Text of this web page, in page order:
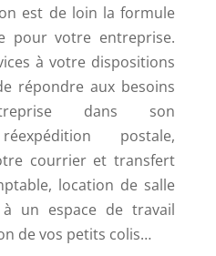
est de loin la formule
pour votre entreprise.
à votre dispositions
répondre aux besoins
dans son
postale,
courrier et transfert
location de salle
un espace de travail
de vos petits colis…